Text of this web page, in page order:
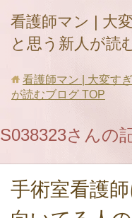
看護師マン | 大
と思う新人が読
看護師マン | 大変す
が読むブログ TOP
S038323さんの
手術室看護